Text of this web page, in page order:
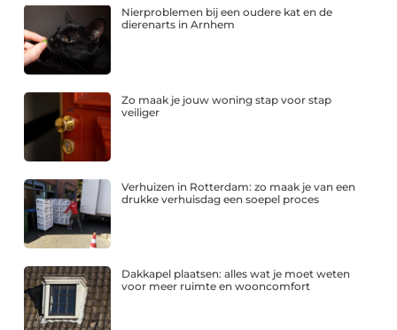
Nierproblemen bij een oudere kat en de
dierenarts in Arnhem
Zo maak je jouw woning stap voor stap
veiliger
Verhuizen in Rotterdam: zo maak je van een
drukke verhuisdag een soepel proces
Dakkapel plaatsen: alles wat je moet weten
voor meer ruimte en wooncomfort